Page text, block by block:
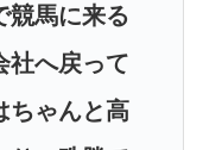
競馬に来る
社へ戻って
ちゃんと高